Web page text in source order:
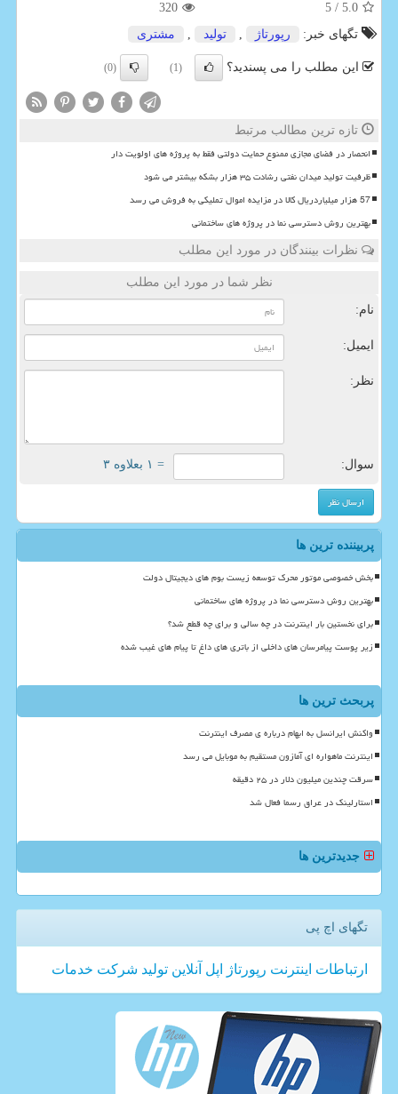
5.0
/ 5
320
تگهای خبر:
رپورتاژ , تولید , مشتری
این مطلب را می پسندید؟ (1)
(0)
تازه ترین مطالب مرتبط
انحصار در فضای مجازی ممنوع حمایت دولتی فقط به پروژه های اولویت دار
ظرفیت تولید میدان نفتی رشادت ۳۵ هزار بشکه بیشتر می شود
57 هزار میلیاردریال کالا در مزایده اموال تملیکی به فروش می رسد
بهترین روش دسترسی نما در پروژه های ساختمانی
نظرات بینندگان در مورد این مطلب
نظر شما در مورد این مطلب
نام:
ایمیل:
نظر:
سوال: = ۱ بعلاوه ۳
پربیننده ترین ها
بخش خصوصی موتور محرک توسعه زیست بوم های دیجیتال دولت
بهترین روش دسترسی نما در پروژه های ساختمانی
برای نخستین بار اینترنت در چه سالی و برای چه قطع شد؟
زیر پوست پیامرسان های داخلی از باتری های داغ تا پیام های غیب شده
پربحث ترین ها
واکنش ایرانسل به ابهام درباره ی مصرف اینترنت
اینترنت ماهواره ای آمازون مستقیم به موبایل می رسد
سرقت چندین میلیون دلار در ۲۵ دقیقه
استارلینک در عراق رسما فعال شد
جدیدترین ها
تگهای اچ پی
ارتباطات اینترنت رپورتاژ اپل آنلاین تولید شركت خدمات